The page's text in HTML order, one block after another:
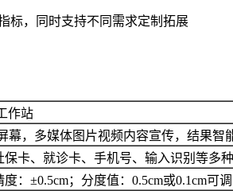
标，同时支持不同需求定制拓展
作站
幕，多媒体图片视频内容宣传，结果智
卡、就诊卡、手机号、输入识别等多
：±0.5cm；分度值：0.5cm或0.1cm可调